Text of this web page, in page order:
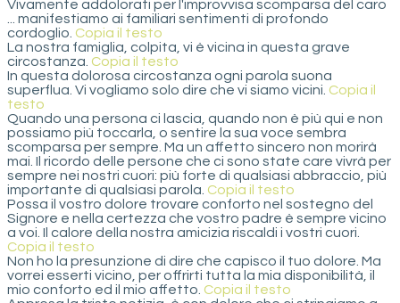
Vivamente addolorati per l'improvvisa scomparsa del caro
... manifestiamo ai familiari sentimenti di profondo
cordoglio. Copia il testo
La nostra famiglia, colpita, vi è vicina in questa grave
circostanza. Copia il testo
In questa dolorosa circostanza ogni parola suona
superflua. Vi vogliamo solo dire che vi siamo vicini. Copia il
testo
Quando una persona ci lascia, quando non è più qui e non
possiamo più toccarla, o sentire la sua voce sembra
scomparsa per sempre. Ma un affetto sincero non morirà
mai. Il ricordo delle persone che ci sono state care vivrà per
sempre nei nostri cuori: più forte di qualsiasi abbraccio, più
importante di qualsiasi parola. Copia il testo
Possa il vostro dolore trovare conforto nel sostegno del
Signore e nella certezza che vostro padre è sempre vicino
a voi. Il calore della nostra amicizia riscaldi i vostri cuori.
Copia il testo
Non ho la presunzione di dire che capisco il tuo dolore. Ma
vorrei esserti vicino, per offrirti tutta la mia disponibilità, il
mio conforto ed il mio affetto. Copia il testo